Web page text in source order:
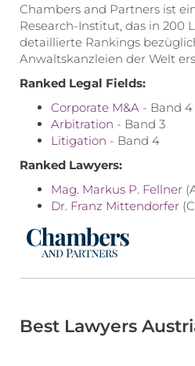
Chambers and Partners ist
Research-Institut, das in 200
detaillierte Rankings
Anwaltskanzleien der Welt
Ranked Legal Fields:
Corporate M&A - Band 4
Arbitration - Band 3
Litigation - Band 4
Ranked Lawyers:
Mag. Markus P. Fellner
Dr. Franz Mittendorfer
Best Lawyers